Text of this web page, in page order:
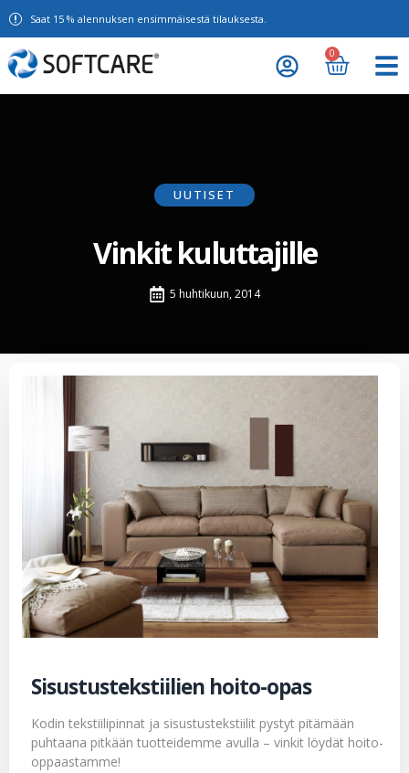
Saat 15 % alennuksen ensimmäisestä tilauksesta.
0
UUTISET
Vinkit kuluttajille
5 huhtikuun, 2014
Sisustustekstiilien hoito-opas
Kodin tekstiilipinnat ja sisustustekstiilit pystyt pitämään
puhtaana pitkään tuotteidemme avulla – vinkit löydät hoito-
oppaastamme!